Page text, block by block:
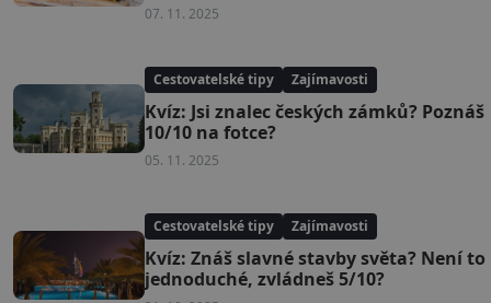
07. 11. 2025
Cestovatelské tipy Zajímavosti
Kvíz: Jsi znalec českých zámků? Poznáš
10/10 na fotce?
05. 11. 2025
Cestovatelské tipy Zajímavosti
Kvíz: Znáš slavné stavby světa? Není to
jednoduché, zvládneš 5/10?